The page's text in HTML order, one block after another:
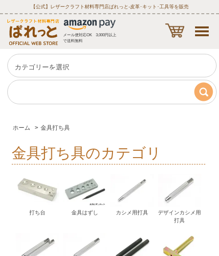
【公式】レザークラフト材料専門店ぱれっと‐皮革･キット･工具等を販売
メール便対応OK 3,000円以上
で送料無料
ホーム > 金具打ち具
金具打ち具のカテゴリ
打ち台 金具はずし カシメ用打具
デザインカシメ用
打具